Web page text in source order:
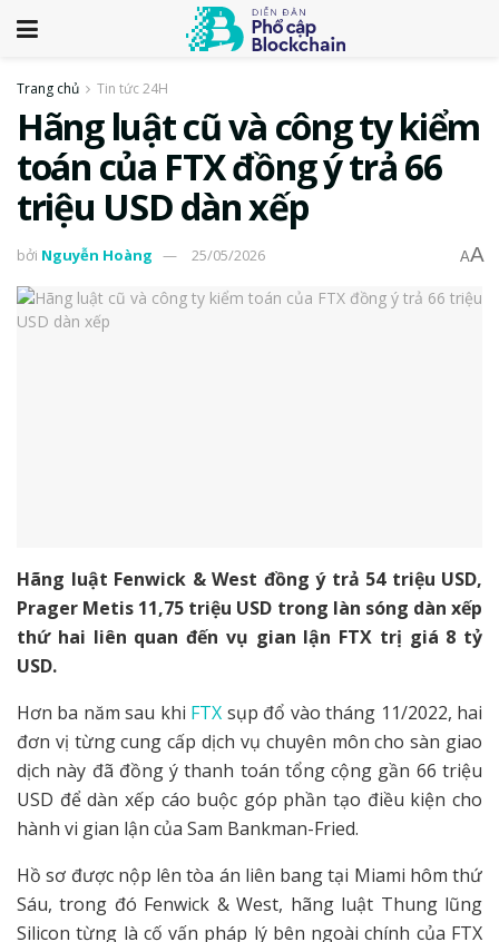
Trang chủ Tin tức 24H
Hãng luật cũ và công ty kiểm
toán của FTX đồng ý trả 66
triệu USD dàn xếp
bởi Nguyễn Hoàng 25/05/2026 AA
Hãng luật Fenwick & West đồng ý trả 54 triệu USD,
Prager Metis 11,75 triệu USD trong làn sóng dàn xếp
thứ hai liên quan đến vụ gian lận FTX trị giá 8 tỷ
USD.
Hơn ba năm sau khi FTX sụp đổ vào tháng 11/2022, hai
đơn vị từng cung cấp dịch vụ chuyên môn cho sàn giao
dịch này đã đồng ý thanh toán tổng cộng gần 66 triệu
USD để dàn xếp cáo buộc góp phần tạo điều kiện cho
hành vi gian lận của Sam Bankman-Fried.
Hồ sơ được nộp lên tòa án liên bang tại Miami hôm thứ
Sáu, trong đó Fenwick & West, hãng luật Thung lũng
Silicon từng là cố vấn pháp lý bên ngoài chính của FTX